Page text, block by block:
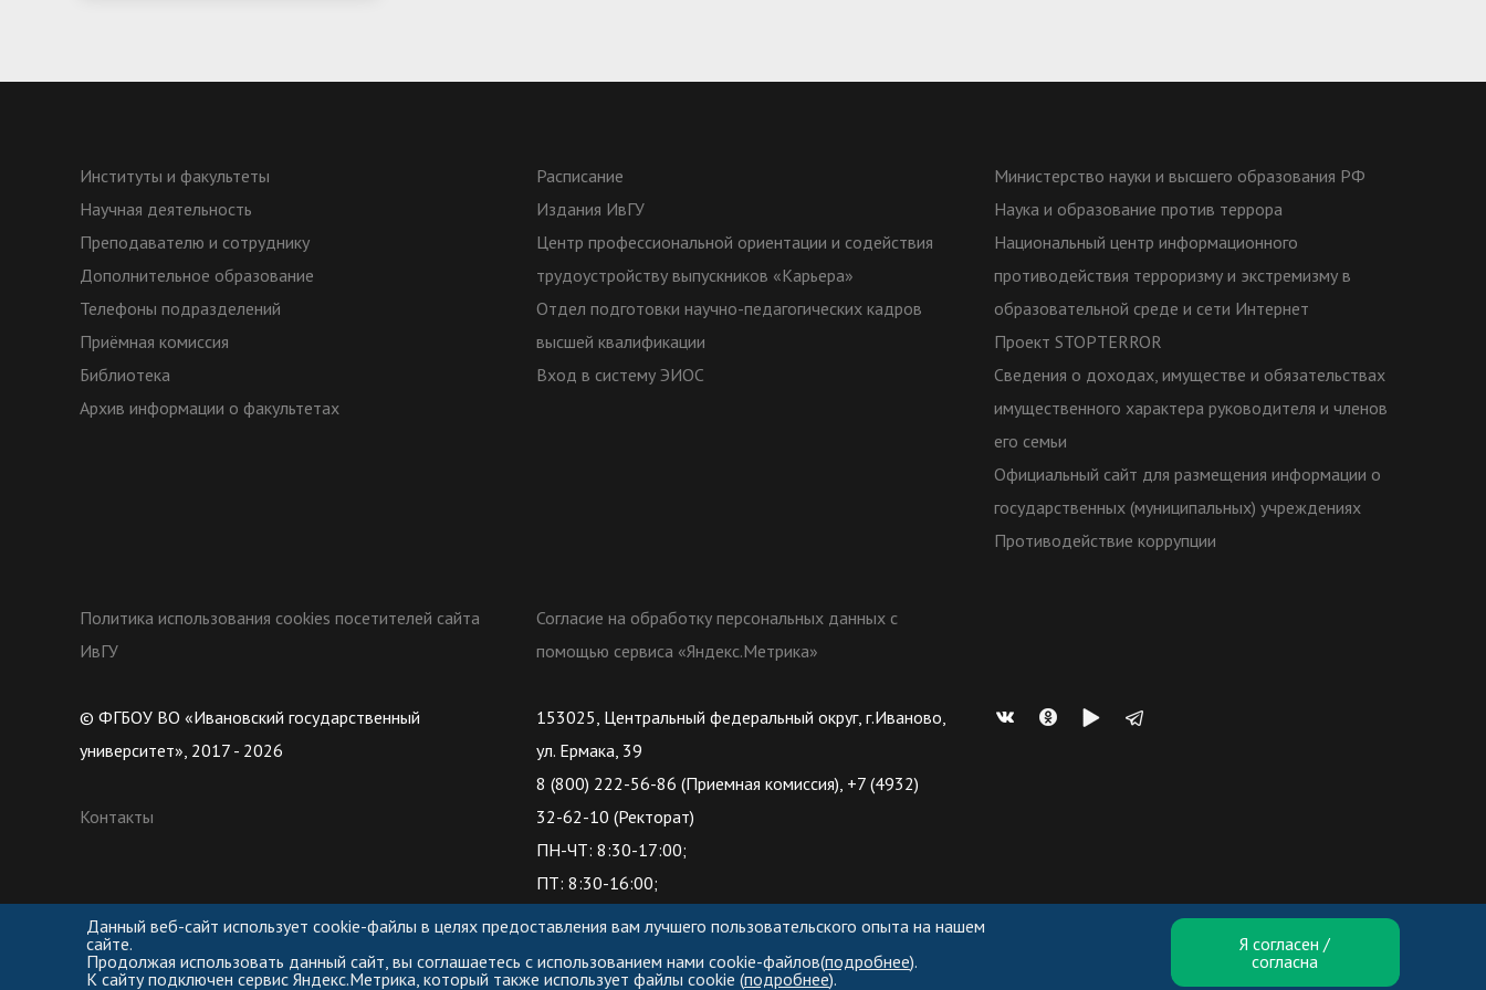
Институты и факультеты
Научная деятельность
Преподавателю и сотруднику
Дополнительное образование
Телефоны подразделений
Приёмная комиссия
Библиотека
Архив информации о факультетах
Расписание
Издания ИвГУ
Центр профессиональной ориентации и содействия
трудоустройству выпускников «Карьера»
Отдел подготовки научно-педагогических кадров
высшей квалификации
Вход в систему ЭИОС
Министерство науки и высшего образования РФ
Наука и образование против террора
Национальный центр информационного
противодействия терроризму и экстремизму в
образовательной среде и сети Интернет
Проект STOPTERROR
Сведения о доходах, имуществе и обязательствах
имущественного характера руководителя и членов
его семьи
Официальный сайт для размещения информации о
государственных (муниципальных) учреждениях
Противодействие коррупции
Политика использования cookies посетителей сайта
ИвГУ
Согласие на обработку персональных данных с
помощью сервиса «Яндекс.Метрика»
© ФГБОУ ВО «Ивановский государственный
университет», 2017 - 2026
Контакты
153025, Центральный федеральный округ, г.Иваново,
ул. Ермака, 39
8 (800) 222-56-86 (Приемная комиссия), +7 (4932)
32-62-10 (Ректорат)
ПН-ЧТ: 8:30-17:00;
ПТ: 8:30-16:00;
Данный веб-сайт использует cookie-файлы в целях предоставления вам лучшего пользовательского опыта на нашем
сайте.
Продолжая использовать данный сайт, вы соглашаетесь с использованием нами cookie-файлов(подробнее).
К сайту подключен сервис Яндекс.Метрика, который также использует файлы cookie (подробнее).
Я согласен /
согласна